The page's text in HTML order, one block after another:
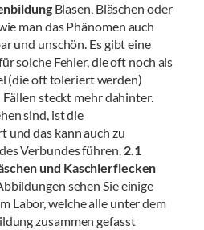
Blasen, Bläschen oder
man das Phänomen auch
und unschön. Es gibt eine
solche Fehler, die oft noch als
(die oft toleriert werden)
steckt mehr dahinter.
sind, ist die
und das kann auch zu
Verbundes führen. 2.1
und Kaschierflecken
sehen Sie einige
Labor, welche alle unter dem
zusammen gefasst